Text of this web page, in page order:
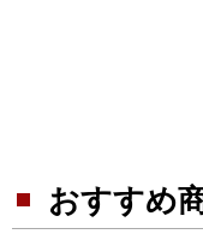
おすすめ